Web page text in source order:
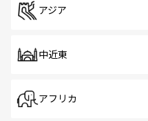
アジア
中近東
アフリカ